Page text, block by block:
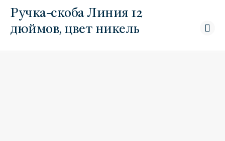
Ручка-скоба Линия 12
дюймов, цвет никель